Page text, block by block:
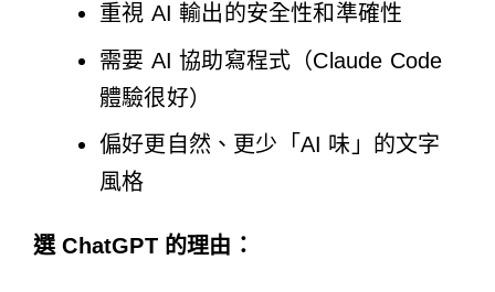
重視 AI 輸出的安全性和準確性
需要 AI 協助寫程式（Claude Code
體驗很好）
偏好更自然、更少「AI 味」的文字
風格
選 ChatGPT 的理由：